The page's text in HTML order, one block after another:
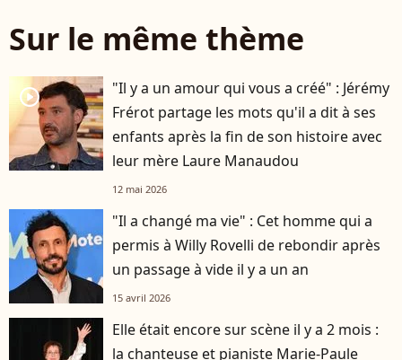
Sur le même thème
player2
"Il y a un amour qui vous a créé" : Jérémy
Frérot partage les mots qu'il a dit à ses
enfants après la fin de son histoire avec
leur mère Laure Manaudou
12 mai 2026
"Il a changé ma vie" : Cet homme qui a
permis à Willy Rovelli de rebondir après
un passage à vide il y a un an
15 avril 2026
Elle était encore sur scène il y a 2 mois :
la chanteuse et pianiste Marie-Paule